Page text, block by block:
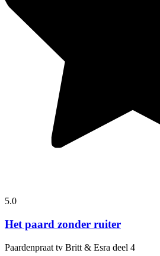
5.0
Het paard zonder ruiter
Paardenpraat tv Britt & Esra deel 4